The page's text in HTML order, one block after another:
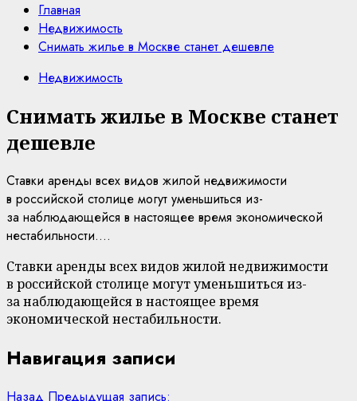
Главная
Недвижимость
Снимать жилье в Москве станет дешевле
Недвижимость
Снимать жилье в Москве станет
дешевле
Ставки аренды всех видов жилой недвижимости
в российской столице могут уменьшиться из-
за наблюдающейся в настоящее время экономической
нестабильности....
Ставки аренды всех видов жилой недвижимости
в российской столице могут уменьшиться из-
за наблюдающейся в настоящее время
экономической нестабильности.
Навигация записи
Назад Предыдущая запись: